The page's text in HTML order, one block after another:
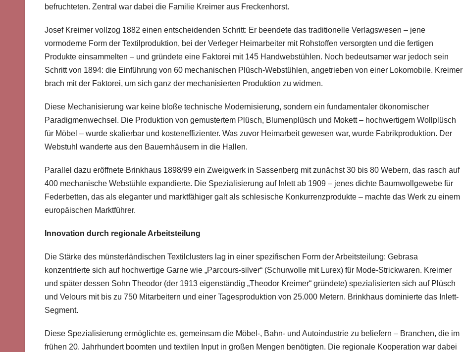
befruchteten. Zentral war dabei die Familie Kreimer aus Freckenhorst.
Josef Kreimer vollzog 1882 einen entscheidenden Schritt: Er beendete das traditionelle Verlagswesen – jene
vormoderne Form der Textilproduktion, bei der Verleger Heimarbeiter mit Rohstoffen versorgten und die fertigen
Produkte einsammelten – und gründete eine Faktorei mit 145 Handwebstühlen. Noch bedeutsamer war jedoch sein
Schritt von 1894: die Einführung von 60 mechanischen Plüsch-Webstühlen, angetrieben von einer Lokomobile. Kreimer
brach mit der Faktorei, um sich ganz der mechanisierten Produktion zu widmen.
Diese Mechanisierung war keine bloße technische Modernisierung, sondern ein fundamentaler ökonomischer
Paradigmenwechsel. Die Produktion von gemustertem Plüsch, Blumenplüsch und Mokett – hochwertigem Wollplüsch
für Möbel – wurde skalierbar und kosteneffizienter. Was zuvor Heimarbeit gewesen war, wurde Fabrikproduktion. Der
Webstuhl wanderte aus den Bauernhäusern in die Hallen.
Parallel dazu eröffnete Brinkhaus 1898/99 ein Zweigwerk in Sassenberg mit zunächst 30 bis 80 Webern, das rasch auf
400 mechanische Webstühle expandierte. Die Spezialisierung auf Inlett ab 1909 – jenes dichte Baumwollgewebe für
Federbetten, das als eleganter und marktfähiger galt als schlesische Konkurrenzprodukte – machte das Werk zu einem
europäischen Marktführer.
Innovation durch regionale Arbeitsteilung
Die Stärke des münsterländischen Textilclusters lag in einer spezifischen Form der Arbeitsteilung: Gebrasa
konzentrierte sich auf hochwertige Garne wie „Parcours-silver“ (Schurwolle mit Lurex) für Mode-Strickwaren. Kreimer
und später dessen Sohn Theodor (der 1913 eigenständig „Theodor Kreimer“ gründete) spezialisierten sich auf Plüsch
und Velours mit bis zu 750 Mitarbeitern und einer Tagesproduktion von 25.000 Metern. Brinkhaus dominierte das Inlett-
Segment.
Diese Spezialisierung ermöglichte es, gemeinsam die Möbel-, Bahn- und Autoindustrie zu beliefern – Branchen, die im
frühen 20. Jahrhundert boomten und textilen Input in großen Mengen benötigten. Die regionale Kooperation war dabei